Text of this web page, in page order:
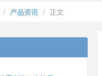
/ 产品资讯 / 正文